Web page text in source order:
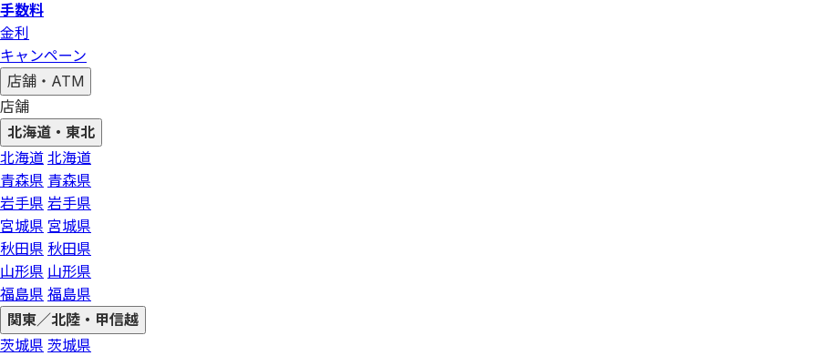
手数料
金利
キャンペーン
店舗・ATM
店舗
北海道・東北
北海道 北海道
青森県 青森県
岩手県 岩手県
宮城県 宮城県
秋田県 秋田県
山形県 山形県
福島県 福島県
関東／北陸・甲信越
茨城県 茨城県